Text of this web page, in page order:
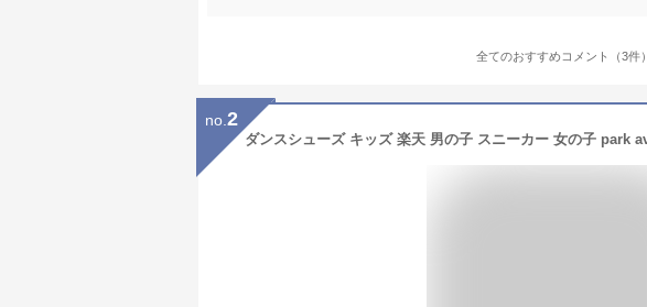
全てのおすすめコメント（3件）
no. 2